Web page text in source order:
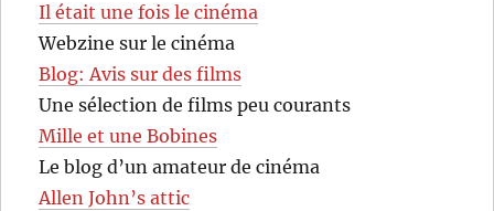
Il était une fois le cinéma
Webzine sur le cinéma
Blog: Avis sur des films
Une sélection de films peu courants
Mille et une Bobines
Le blog d’un amateur de cinéma
Allen John’s attic